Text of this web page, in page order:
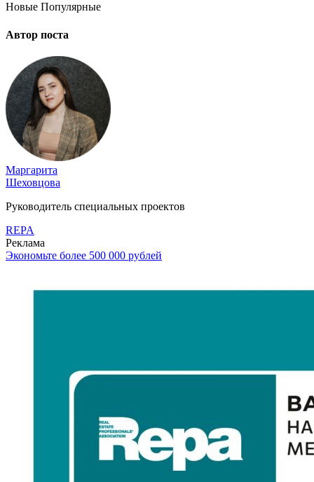
Новые Популярные
Автор поста
Маргарита
Шеховцова
Руководитель специальных проектов
REPA
Реклама
Экономьте более 500 000 рублей